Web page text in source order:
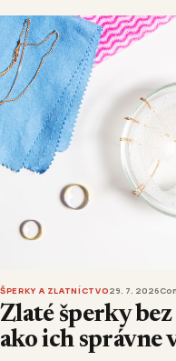
ŠPERKY A ZLATNÍCTVO29. 7. 2026
Zlaté šperky
ako ich správne